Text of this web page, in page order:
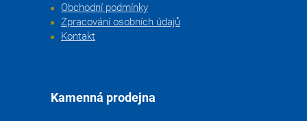
Obchodní podmínky
Zpracování osobních údajů
Kontakt
Kamenná prodejna